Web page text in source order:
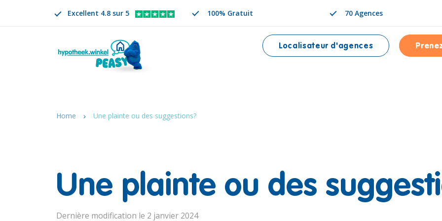
Excellent 4.8 sur 5 100% Gratuit 70 Agences
Localisateur d'agences
CHANGER DE LANGUE. LA LANGUE SÉLECTIONNÉE EST
Home Une plainte ou des suggestions?
Une plainte ou des
Dernière modification le 2 janvier 2024